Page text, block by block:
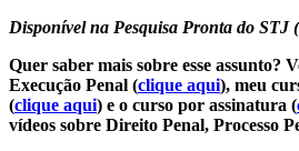
Disponível na Pesquisa Pronta do STJ (
Quer saber mais sobre esse assunto?
Execução Penal (clique aqui), meu
(clique aqui) e o curso por assinatura (
vídeos sobre Direito Penal, Processo